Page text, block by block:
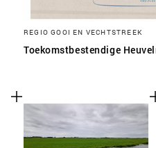
REGIO GOOI EN VECHTSTREEK
Toekomstbestendige